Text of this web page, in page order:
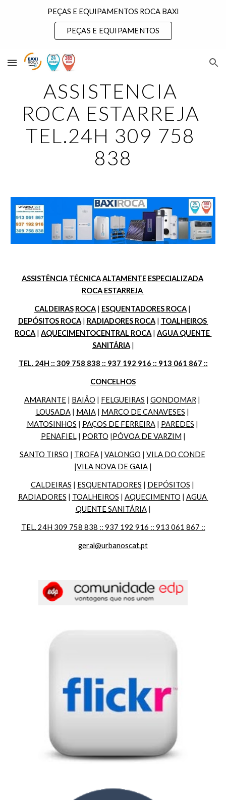
Skip to main content
PEÇAS E EQUIPAMENTOS ROCA BAXI
PEÇAS E EQUIPAMENTOS
ASSISTENCIA
ROCA ESTARREJA
TEL.24H 309 758
838
ASSISTÊNCIA TÉCNICA ALTAMENTE ESPECIALIZADA
ROCA ESTARREJA
CALDEIRAS ROCA | ESQUENTADORES ROCA
DEPÓSITOS ROCA | RADIADORES ROCA | TOALHEIROS
ROCA | AQUECIMENTOCENTRAL ROCA | AGUA QUENTE
SANITÁRIA |
TEL. 24H :: 309 758 838 :: 937 192 916 :: 913 061 867 ::
CONCELHOS
AMARANTE | BAIÃO | FELGUEIRAS | GONDOMAR
LOUSADA | MAIA | MARCO DE CANAVESES
MATOSINHOS | PAÇOS DE FERREIRA | PAREDES
PENAFIEL | PORTO |PÓVOA DE VARZIM |
SANTO TIRSO | TROFA | VALONGO | VILA DO CONDE
|VILA NOVA DE GAIA |
CALDEIRAS | ESQUENTADORES | DEPÓSITOS
RADIADORES | TOALHEIROS | AQUECIMENTO | AGUA
QUENTE SANITÁRIA |
TEL. 24H 309 758 838 :: 937 192 916 :: 913 061 867 ::
geral@urbanoscat.pt